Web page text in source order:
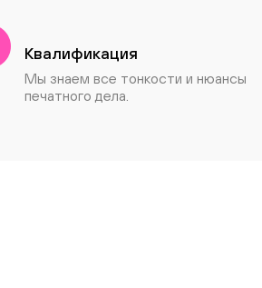
Квалификация
Мы знаем все тонкости и нюансы
печатного дела.